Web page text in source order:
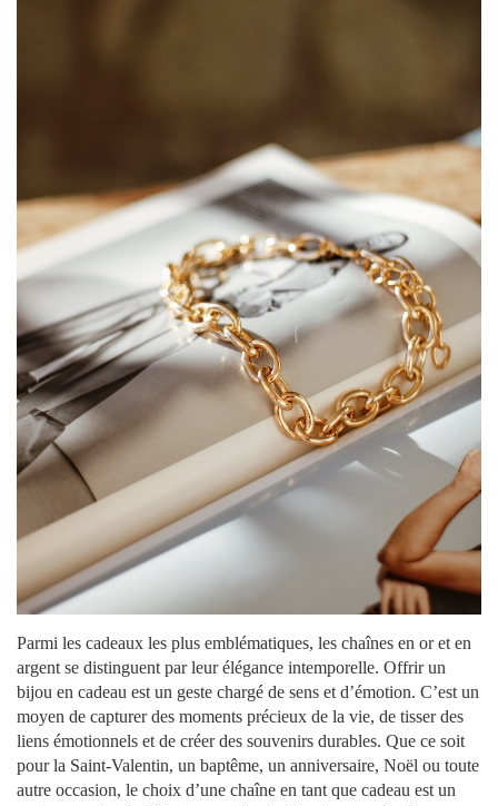
Parmi les cadeaux les plus emblématiques, les chaînes en or et en
argent se distinguent par leur élégance intemporelle. Offrir un
bijou en cadeau est un geste chargé de sens et d’émotion. C’est un
moyen de capturer des moments précieux de la vie, de tisser des
liens émotionnels et de créer des souvenirs durables. Que ce soit
pour la Saint-Valentin, un baptême, un anniversaire, Noël ou toute
autre occasion, le choix d’une chaîne en tant que cadeau est un